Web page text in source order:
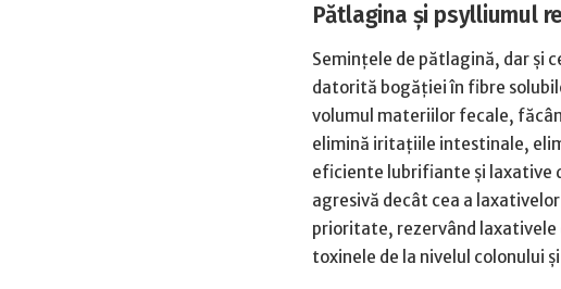
Pătlagina și psylliumul
Seminţele de pătlagină, dar şi
datorită bogăţiei în fibre
volumul materiilor fecale,
elimină iritaţiile intestinale,
eficiente lubrifiante şi laxative
agresivă decât cea a
prioritate, rezervând laxativele
toxinele de la nivelul colonului